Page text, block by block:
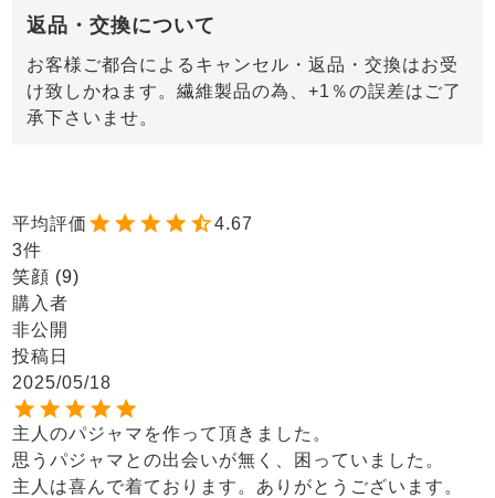
返品・交換について
お客様ご都合によるキャンセル・返品・交換はお受
け致しかねます。繊維製品の為、+1％の誤差はご了
承下さいませ。
4.67
3
笑顔
9
購入者
非公開
投稿日
2025/05/18
主人のパジャマを作って頂きました。
思うパジャマとの出会いが無く、困っていました。
主人は喜んで着ております。ありがとうございます。